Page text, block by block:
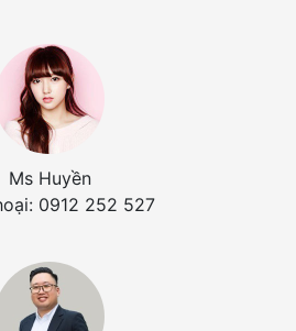
Ms Huyền
0912 252 527